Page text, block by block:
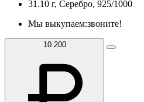
31.10 г, Серебро, 925/1000
Мы выкупаем:звоните!
10 200